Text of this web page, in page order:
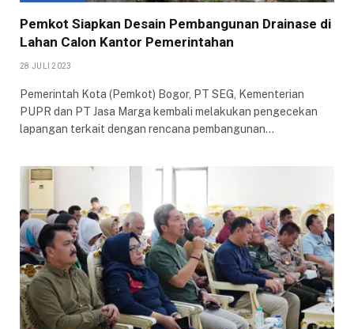
Pemkot Siapkan Desain Pembangunan Drainase di
Lahan Calon Kantor Pemerintahan
28 JULI 2023
Pemerintah Kota (Pemkot) Bogor, PT SEG, Kementerian
PUPR dan PT Jasa Marga kembali melakukan pengecekan
lapangan terkait dengan rencana pembangunan…